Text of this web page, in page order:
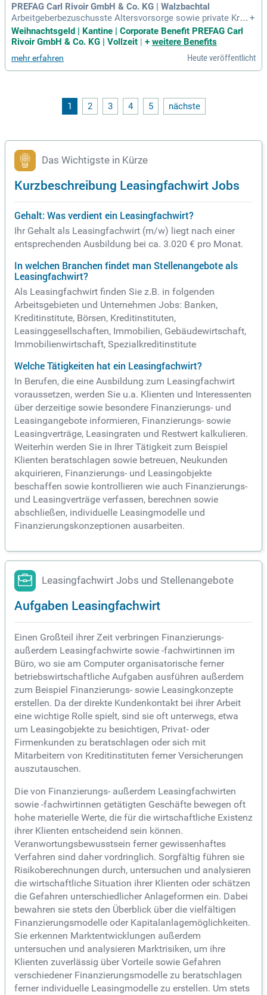
PREFAG Carl Rivoir GmbH & Co. KG | Walzbachtal
Arbeitgeberbezuschusste Altersvorsorge sowie private Kran
kenversicherung; Betriebliches Gesundheitsmanagement; Ei
n verantwortungsvolles Aufgabengebiet mit viel Raum für ei
rzuschuss; Dienstrad-Leasing
+
Weihnachtsgeld | Kantine | Corporate Benefit PREFAG Carl
Rivoir GmbH & Co. KG | Vollzeit | + weitere Benefits
mehr erfahren Heute veröffentlicht
1 2 3 4 5 nächste
Das Wichtigste in Kürze
Kurzbeschreibung Leasingfachwirt Jobs
Gehalt: Was verdient ein Leasingfachwirt?
Ihr Gehalt als Leasingfachwirt (m/w) liegt nach einer
entsprechenden Ausbildung bei ca. 3.020 € pro Monat.
In welchen Branchen findet man Stellenangebote als
Leasingfachwirt?
Als Leasingfachwirt finden Sie z.B. in folgenden
Arbeitsgebieten und Unternehmen Jobs: Banken,
Kreditinstitute, Börsen, Kreditinstituten,
Leasinggesellschaften, Immobilien, Gebäudewirtschaft,
Immobilienwirtschaft, Spezialkreditinstitute
Welche Tätigkeiten hat ein Leasingfachwirt?
In Berufen, die eine Ausbildung zum Leasingfachwirt
voraussetzen, werden Sie u.a. Klienten und Interessenten
über derzeitige sowie besondere Finanzierungs- und
Leasingangebote informieren, Finanzierungs- sowie
Leasingverträge, Leasingraten und Restwert kalkulieren.
Weiterhin werden Sie in Ihrer Tätigkeit zum Beispiel
Klienten beratschlagen sowie betreuen, Neukunden
akquirieren, Finanzierungs- und Leasingobjekte
beschaffen sowie kontrollieren wie auch Finanzierungs-
und Leasingverträge verfassen, berechnen sowie
abschließen, individuelle Leasingmodelle und
Finanzierungskonzeptionen ausarbeiten.
Leasingfachwirt Jobs und Stellenangebote
Aufgaben Leasingfachwirt
Einen Großteil ihrer Zeit verbringen Finanzierungs-
außerdem Leasingfachwirte sowie -fachwirtinnen im
Büro, wo sie am Computer organisatorische ferner
betriebswirtschaftliche Aufgaben ausführen außerdem
zum Beispiel Finanzierungs- sowie Leasingkonzepte
erstellen. Da der direkte Kundenkontakt bei ihrer Arbeit
eine wichtige Rolle spielt, sind sie oft unterwegs, etwa
um Leasingobjekte zu besichtigen, Privat- oder
Firmenkunden zu beratschlagen oder sich mit
Mitarbeitern von Kreditinstituten ferner Versicherungen
auszutauschen.
Die von Finanzierungs- außerdem Leasingfachwirten
sowie -fachwirtinnen getätigten Geschäfte bewegen oft
hohe materielle Werte, die für die wirtschaftliche Existenz
ihrer Klienten entscheidend sein können.
Veranwortungsbewusstsein ferner gewissenhaftes
Verfahren sind daher vordringlich. Sorgfältig führen sie
Risikoberechnungen durch, untersuchen und analysieren
die wirtschaftliche Situation ihrer Klienten oder schätzen
die Gefahren unterschiedlicher Anlageformen ein. Dabei
bewahren sie stets den Überblick über die vielfältigen
Finanzierungsmodelle oder Kapitalanlagemöglichkeiten.
Sie erkennen Marktentwicklungen außerdem
untersuchen und analysieren Marktrisiken, um ihre
Klienten zuverlässig über Vorteile sowie Gefahren
verschiedener Finanzierungsmodelle zu beratschlagen
ferner individuelle Leasingmodelle zu erstellen. Um stets